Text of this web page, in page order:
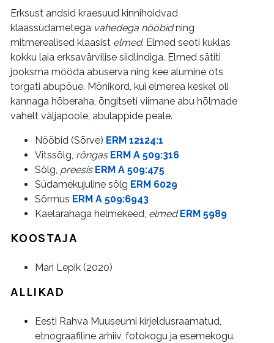
Erksust andsid kraesuud kinnihoidvad
klaassüdametega vahedega nööbidning
mitmerealised klaasist elmed. Elmed seoti kuklas
kokku laia erksavärvilise siidlindiga. Elmed sätiti
jooksma mööda abuserva ning kee alumine ots
torgati abupõue. Mõnikord, kui elmerea keskel oli
kannaga hõberaha, õngitseti viimane abu hõlmade
vahelt väljapoole, abulappide peale.
Nööbid (Sõrve) ERM 12124:1
Vitssõlg, röngas ERM A 509:316
Sõlg, preesis ERM A 509:475
Südamekujuline sõlg ERM 6029
Sõrmus ERM A 509:6943
Kaelarahaga helmekeed, elmed ERM 5989
KOOSTAJA
Mari Lepik (2020)
ALLIKAD
Eesti Rahva Muuseumi kirjeldusraamatud,
etnograafiline arhiiv, fotokogu ja esemekogu.